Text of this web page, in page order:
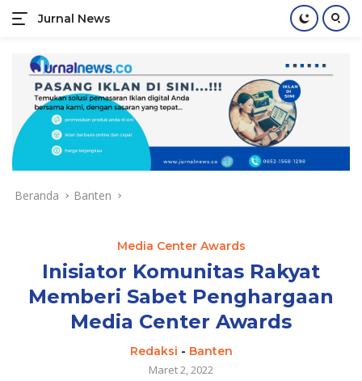
konten
Jurnal News
Jendela
Rakyat
Beranda Banten
Media Center Awards
Inisiator Komunitas Rakyat
Memberi Sabet Penghargaan
Media Center Awards
Redaksi - Banten
Maret 2, 2022